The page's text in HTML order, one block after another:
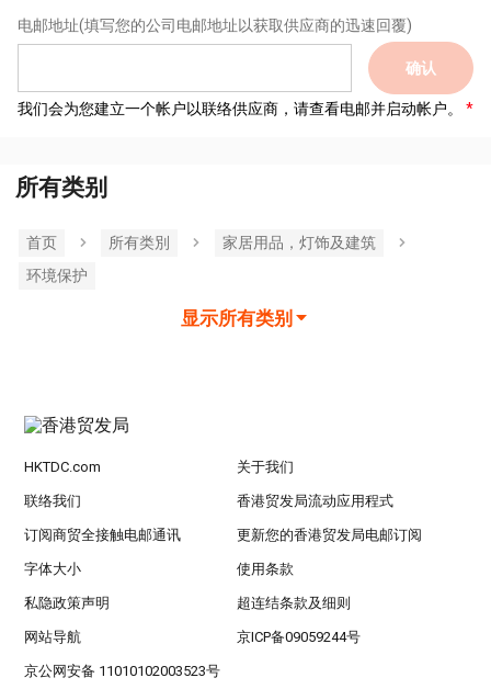
电邮地址(填写您的公司电邮地址以获取供应商的迅速回覆)
确认
我们会为您建立一个帐户以联络供应商，请查看电邮并启动帐户。
所有类别
首页 所有类別
家居用品，灯饰及建筑
环境保护
显示所有类别
HKTDC.com 关于我们
联络我们 香港贸发局流动应用程式
订阅商贸全接触电邮通讯 更新您的香港贸发局电邮订阅
字体大小 使用条款
私隐政策声明 超连结条款及细则
网站导航 京ICP备09059244号
京公网安备 11010102003523号